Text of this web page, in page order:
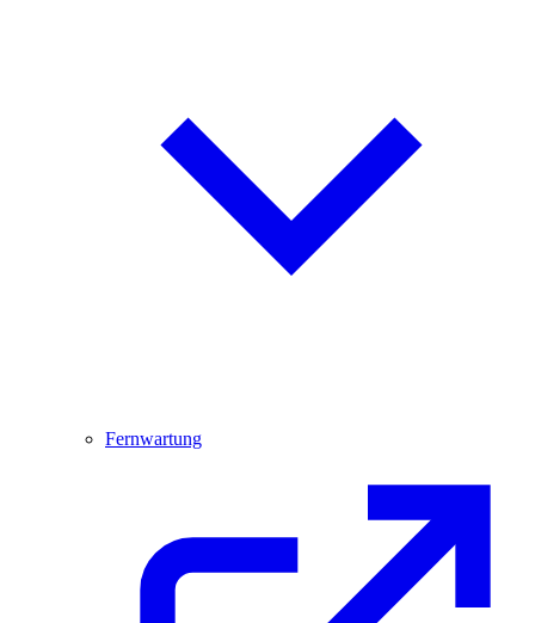
Fernwartung